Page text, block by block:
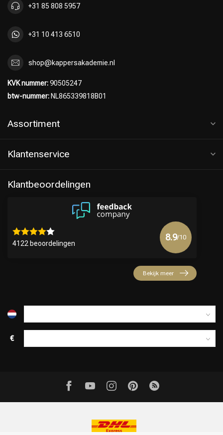
+31 85 808 5957
+31 10 413 6510
shop@kappersakademie.nl
KVK nummer:90505247
btw-nummer: NL865339818B01
Assortiment
Klantenservice
Klantbeoordelingen
4122 beoordelingen
8.9/10
Bekijk meer
€